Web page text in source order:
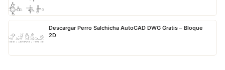
Descargar Perro Salchicha AutoCAD DWG Gratis – Bloque
2D